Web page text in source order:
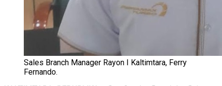
Sales Branch Manager Rayon I Kaltimtara, Ferry
Fernando.